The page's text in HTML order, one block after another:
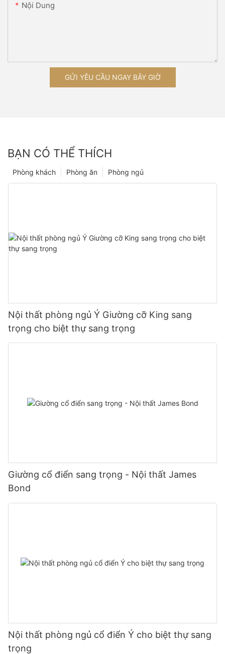
Nội Dung
GỬI YÊU CẦU NGAY BÂY GIỜ
BẠN CÓ THỂ THÍCH
Phòng ngủ
Phòng ăn
Phòng khách
Nội thất phòng ngủ Ý Giường cỡ King sang
trọng cho biệt thự sang trọng
Giường cổ điển sang trọng - Nội thất James
Bond
Nội thất phòng ngủ cổ điển Ý cho biệt thự sang
trọng